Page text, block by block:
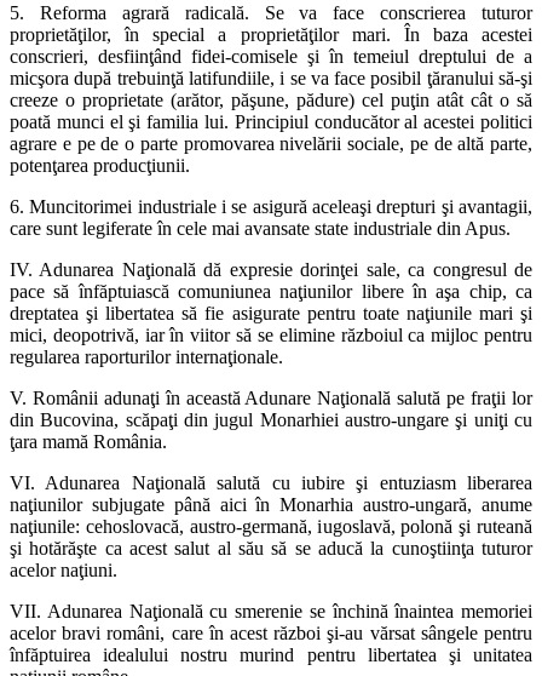
5. Reforma agrară radicală. Se va face conscrierea tuturor
proprietăţilor, în special a proprietăţilor mari. În baza acestei
conscrieri, desfiinţând fidei-comisele şi în temeiul dreptului de a
micşora după trebuinţă latifundiile, i se va face posibil ţăranului să-şi
creeze o proprietate (arător, păşune, pădure) cel puţin atât cât o să
poată munci el şi familia lui. Principiul conducător al acestei politici
agrare e pe de o parte promovarea nivelării sociale, pe de altă parte,
potenţarea producţiunii.
6. Muncitorimei industriale i se asigură aceleaşi drepturi şi avantagii,
care sunt legiferate în cele mai avansate state industriale din Apus.
IV. Adunarea Naţională dă expresie dorinţei sale, ca congresul de
pace să înfăptuiască comuniunea naţiunilor libere în aşa chip, ca
dreptatea şi libertatea să fie asigurate pentru toate naţiunile mari şi
mici, deopotrivă, iar în viitor să se elimine războiul ca mijloc pentru
regularea raporturilor internaţionale.
V. Românii adunaţi în această Adunare Naţională salută pe fraţii lor
din Bucovina, scăpaţi din jugul Monarhiei austro-ungare şi uniţi cu
ţara mamă România.
VI. Adunarea Naţională salută cu iubire şi entuziasm liberarea
naţiunilor subjugate până aici în Monarhia austro-ungară, anume
naţiunile: cehoslovacă, austro-germană, iugoslavă, polonă şi ruteană
şi hotărăşte ca acest salut al său să se aducă la cunoştiinţa tuturor
acelor naţiuni.
VII. Adunarea Naţională cu smerenie se închină înaintea memoriei
acelor bravi români, care în acest război şi-au vărsat sângele pentru
înfăptuirea idealului nostru murind pentru libertatea şi unitatea